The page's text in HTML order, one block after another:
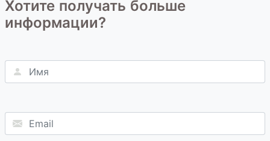
Хотите получать больше
информации?